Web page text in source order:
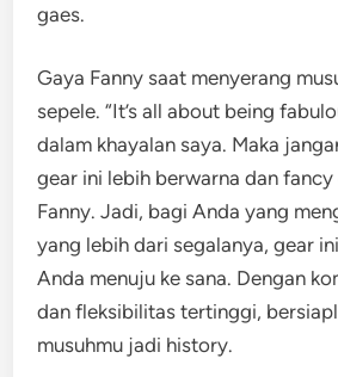
gaes.
Gaya Fanny saat menyerang
sepele. “It’s all about being
dalam khayalan saya. Maka
gear ini lebih berwarna dan
Fanny. Jadi, bagi Anda yang
yang lebih dari segalanya, gear
Anda menuju ke sana. Dengan
dan fleksibilitas tertinggi,
musuhmu jadi history.